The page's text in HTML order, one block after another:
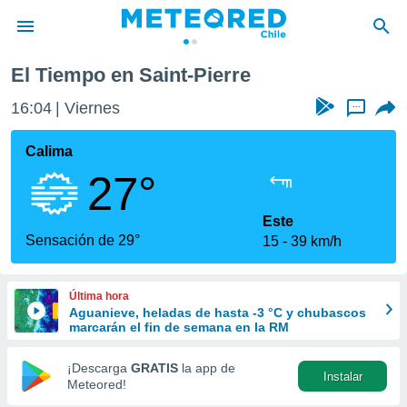
de
por
que se
calidad.
a este
las
y
forma
digital
basada
El Tiempo en Saint-Pierre
16:04 Viernes ...
Calima
27°
Sensación de 29°
Este
15
39 km/h
Última hora
Aguanieve, heladas de hasta -3 °C y chubascos
marcarán el fin de semana en la RM
¡Descarga GRATIS la app de
Meteored!
Instalar